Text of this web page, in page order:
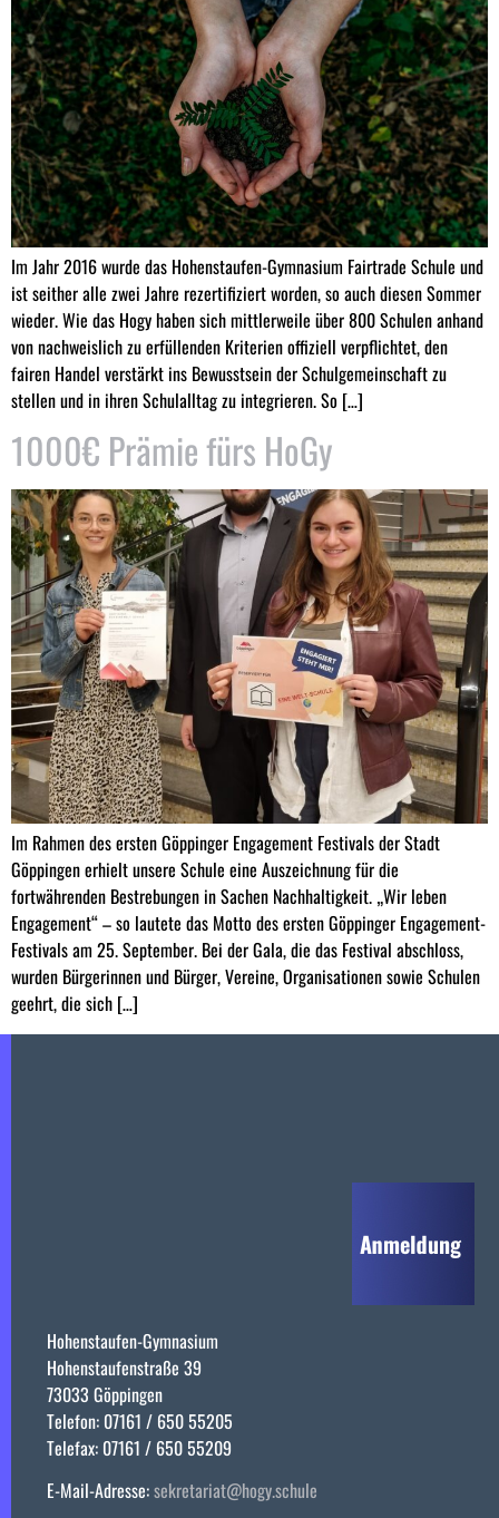
Im Jahr 2016 wurde das Hohenstaufen-Gymnasium Fairtrade Schule und
ist seither alle zwei Jahre rezertifiziert worden, so auch diesen Sommer
wieder. Wie das Hogy haben sich mittlerweile über 800 Schulen anhand
von nachweislich zu erfüllenden Kriterien offiziell verpflichtet, den
fairen Handel verstärkt ins Bewusstsein der Schulgemeinschaft zu
stellen und in ihren Schulalltag zu integrieren. So […]
1000€ Prämie fürs HoGy
Im Rahmen des ersten Göppinger Engagement Festivals der Stadt
Göppingen erhielt unsere Schule eine Auszeichnung für die
fortwährenden Bestrebungen in Sachen Nachhaltigkeit. „Wir leben
Engagement“ – so lautete das Motto des ersten Göppinger Engagement-
Festivals am 25. September. Bei der Gala, die das Festival abschloss,
wurden Bürgerinnen und Bürger, Vereine, Organisationen sowie Schulen
geehrt, die sich […]
Hohenstaufen-Gymnasium
Hohenstaufenstraße 39
73033 Göppingen
Telefon: 07161 / 650 55205
Telefax: 07161 / 650 55209
E-Mail-Adresse:sekretariat@hogy.schule